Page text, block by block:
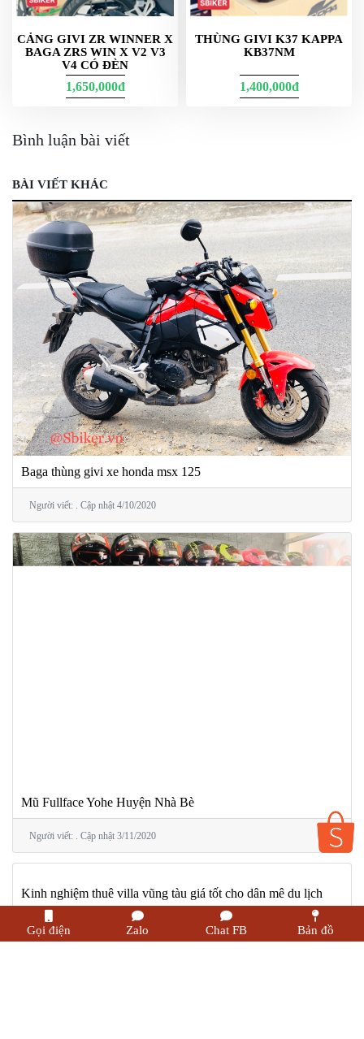
CẢNG GIVI ZR WINNER X
BAGA ZRS WIN X V2 V3
V4 CÓ ĐÈN
1,650,000đ
THÙNG GIVI K37 KAPPA
KB37NM
1,400,000đ
Bình luận bài viết
BÀI VIẾT KHÁC
Baga thùng givi xe honda msx 125
Người viết: . Cập nhật 4/10/2020
Mũ Fullface Yohe Huyện Nhà Bè
Người viết: . Cập nhật 3/11/2020
Gọi điện Zalo Chat FB Bản đồ